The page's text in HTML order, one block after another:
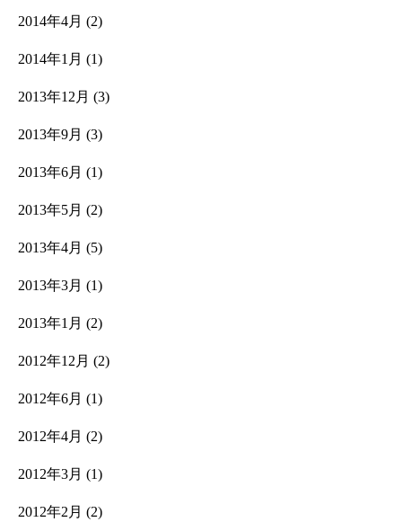
2014年4月 (2)
2014年1月 (1)
2013年12月 (3)
2013年9月 (3)
2013年6月 (1)
2013年5月 (2)
2013年4月 (5)
2013年3月 (1)
2013年1月 (2)
2012年12月 (2)
2012年6月 (1)
2012年4月 (2)
2012年3月 (1)
2012年2月 (2)